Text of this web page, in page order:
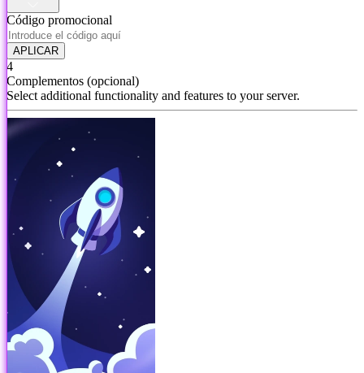
Código promocional
APLICAR
4
Complementos (opcional)
Select additional functionality and features to your server.